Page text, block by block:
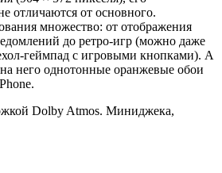
отличаются от основного.
множество: от отображения
до ретро-игр (можно даже
геймпад с игровыми кнопками). А
него однотонные оранжевые обои
Dolby Atmos. Миниджека,